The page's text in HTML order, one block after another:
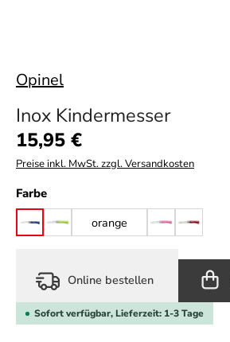
Opinel
Inox Kindermesser
Regulärer Preis:
15,95 €
Preise inkl. MwSt. zzgl. Versandkosten
Farbeauswählen
blau grün
orange
pink rot
Online bestellen
Sofort verfügbar, Lieferzeit: 1-3 Tage